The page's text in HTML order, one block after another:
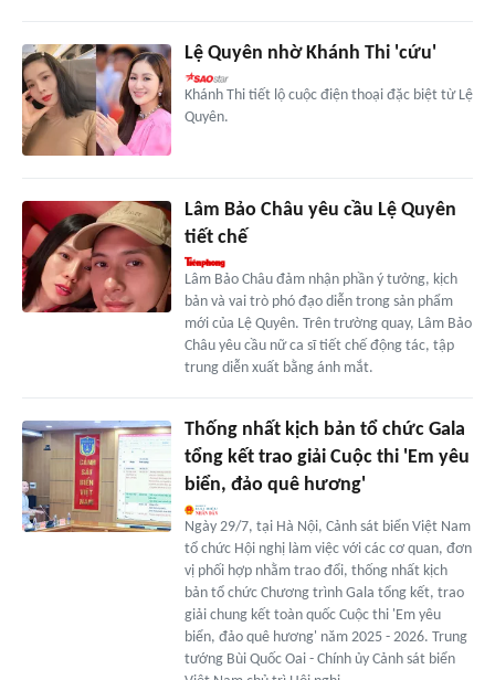
Lệ Quyên nhờ Khánh Thi 'cứu'
Khánh Thi tiết lộ cuộc điện thoại đặc biệt từ Lệ
Quyên.
Lâm Bảo Châu yêu cầu Lệ Quyên
tiết chế
Lâm Bảo Châu đảm nhận phần ý tưởng, kịch
bản và vai trò phó đạo diễn trong sản phẩm
mới của Lệ Quyên. Trên trường quay, Lâm Bảo
Châu yêu cầu nữ ca sĩ tiết chế động tác, tập
trung diễn xuất bằng ánh mắt.
Thống nhất kịch bản tổ chức Gala
tổng kết trao giải Cuộc thi 'Em yêu
biển, đảo quê hương'
Ngày 29/7, tại Hà Nội, Cảnh sát biển Việt Nam
tổ chức Hội nghị làm việc với các cơ quan, đơn
vị phối hợp nhằm trao đổi, thống nhất kịch
bản tổ chức Chương trình Gala tổng kết, trao
giải chung kết toàn quốc Cuộc thi 'Em yêu
biển, đảo quê hương' năm 2025 - 2026. Trung
tướng Bùi Quốc Oai - Chính ủy Cảnh sát biển